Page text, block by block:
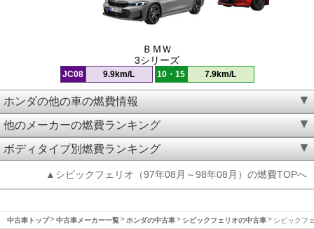
ＢＭＷ
3シリーズ
JC08 9.9km/L 10・15 7.9km/L
ホンダの他の車の燃費情報
他のメーカーの燃費ランキング
ボディタイプ別燃費ランキング
▲シビックフェリオ（97年08月～98年08月）の燃費TOPへ
中古車トップ 中古車メーカー一覧 ホンダの中古車 シビックフェリオの中古車 シビックフ